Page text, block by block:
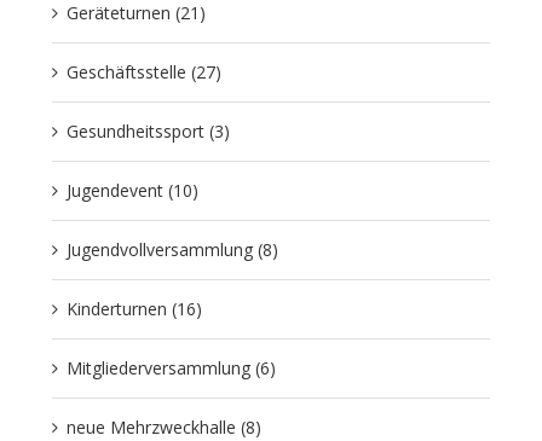
Geräteturnen (21)
Geschäftsstelle (27)
Gesundheitssport (3)
Jugendevent (10)
Jugendvollversammlung (8)
Kinderturnen (16)
Mitgliederversammlung (6)
neue Mehrzweckhalle (8)